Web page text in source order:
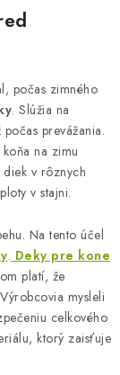
počas zimného
. Slúžia na
prevážania.
na zimu
v rôznych
v stajni.
Na tento účel
. Deky pre kone
platí, že
mysleli
celkového
ktorý zaisťuje